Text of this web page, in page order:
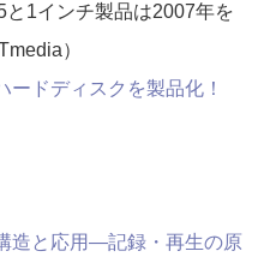
1インチ製品は2007年を
）
ードディスクを製品化！